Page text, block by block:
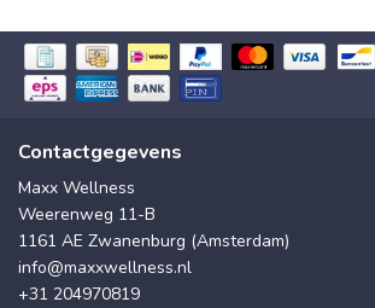
Contactgegevens
Maxx Wellness
Weerenweg 11-B
1161 AE Zwanenburg (Amsterdam)
info@maxxwellness.nl
+31 204970819